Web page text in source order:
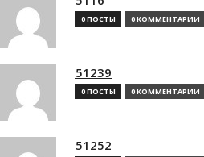
0 ПОСТЫ 0 КОММЕНТАРИИ
51239
0 ПОСТЫ 0 КОММЕНТАРИИ
51252